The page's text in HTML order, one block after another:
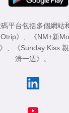
平台包括多個網站
》 、 《NM+新
、 《Sunday Kiss
濟一週》 。